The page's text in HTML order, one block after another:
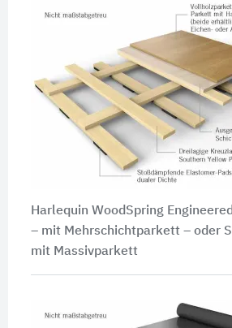
Harlequin WoodSpring
– mit Mehrschichtparkett – oder
mit Massivparkett